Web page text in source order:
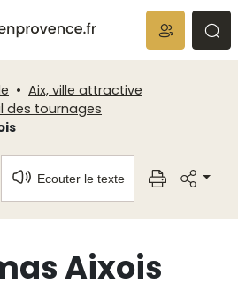
Aix, ville attractive
des tournages
Ecouter le texte
Aixois
cookies